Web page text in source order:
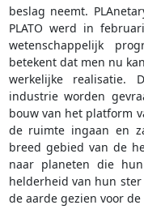
beslag neemt.
PLATO werd in
wetenschappelijk
betekent dat men nu
werkelijke realisatie.
industrie worden
bouw van het platform
de ruimte ingaan en
breed gebied van de
naar planeten die
helderheid van hun
de aarde gezien voor